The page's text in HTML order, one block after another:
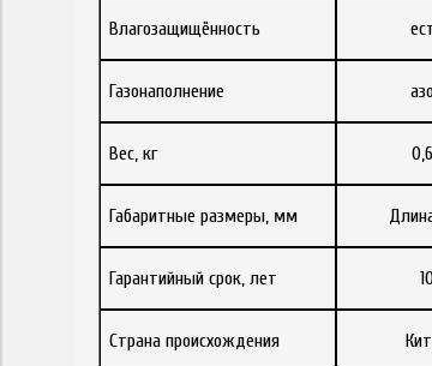
Влагозащищённость
Газонаполнение
Вес, кг
Габаритные размеры, мм
Гарантийный срок, лет
Страна происхождения